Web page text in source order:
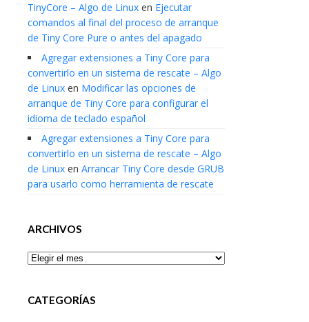
TinyCore – Algo de Linux en Ejecutar
comandos al final del proceso de arranque
de Tiny Core Pure o antes del apagado
Agregar extensiones a Tiny Core para
convertirlo en un sistema de rescate – Algo
de Linux en Modificar las opciones de
arranque de Tiny Core para configurar el
idioma de teclado español
Agregar extensiones a Tiny Core para
convertirlo en un sistema de rescate – Algo
de Linux en Arrancar Tiny Core desde GRUB
para usarlo como herramienta de rescate
ARCHIVOS
Archivos
CATEGORÍAS